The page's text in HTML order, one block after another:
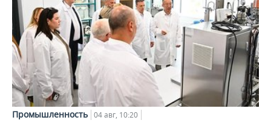
Промышленность 04 авг, 10:20